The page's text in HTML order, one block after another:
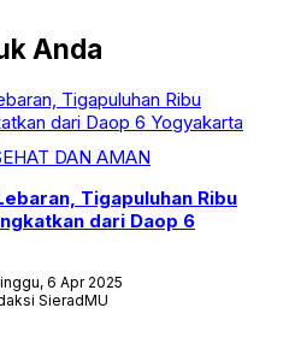
Anda
DAN AMAN
Tigapuluhan Ribu
dari Daop 6
6 Apr 2025
SieradMU